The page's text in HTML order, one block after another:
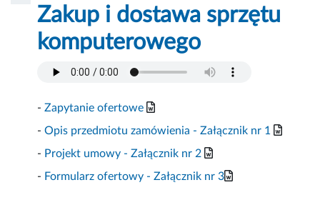
Zakup i dostawa sprzętu
komputerowego
-Zapytanie ofertowe
-Opis przedmiotu zamówienia - Załącznik nr 1
- Projekt umowy - Załącznik nr 2
- Formularz ofertowy - Załącznik nr 3